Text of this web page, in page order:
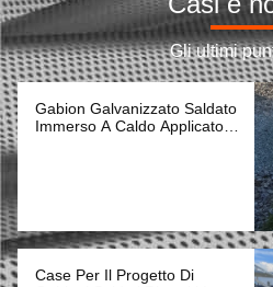
Gli ultimi
Gabion Galvanizzato Saldato
Immerso A Caldo Applicato
Case Per Il Progetto Di